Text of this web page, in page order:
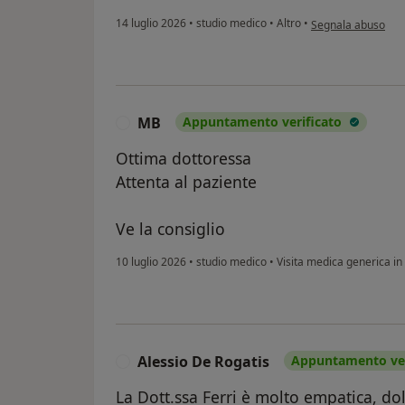
14 luglio 2026 • studio medico • Altro • secondo
Segnala abuso
MB Appuntamento verificato
Ottima dottoressa
Attenta al paziente
Ve la consiglio
10 luglio 2026 • studio medico • Visita medica generica in
Alessio De Rogatis Appuntamento
La Dott.ssa Ferri è molto empatica,